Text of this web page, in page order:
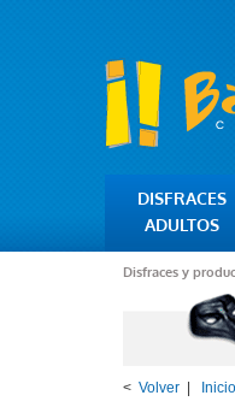
DISFRACES
ADULTOS
Disfraces y
< Volver Inicio